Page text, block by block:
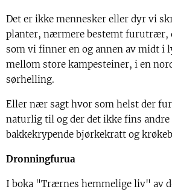
Det er ikke mennesker eller dyr vi
planter, nærmere bestemt furutrær,
som vi finner en og annen av midt i
mellom store kampesteiner, i en
sørhelling.
Eller nær sagt hvor som helst der
naturlig til og der det ikke fins andre
bakkekrypende bjørkekratt og
Dronningfurua
I boka "Trærnes hemmelige liv" av